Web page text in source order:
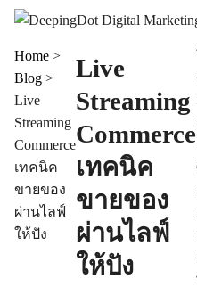
Skip
content
Services
Portfolio
Blog
Contact Us
Search
for:
Home >
Blog >
Live
Streaming
Commerce
เทคนิค
ขายของ
ผ่านไลฟ์
ให้ปัง
Live
Streaming
Commerce
เทคนิค
ขายของ
ผ่านไลฟ์
ให้ปัง